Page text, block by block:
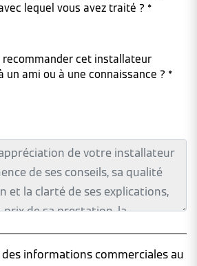
lequel vous avez traité ? *
recommander cet installateur
un ami ou à une connaissance ? *
informations commerciales au